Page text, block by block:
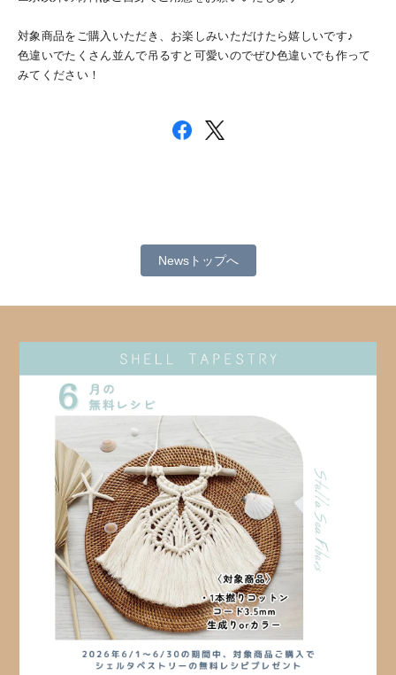
対象商品をご購入いただき、お楽しみいただけたら嬉しいです♪
色違いでたくさん並んで吊るすと可愛いのでぜひ色違いでも作って
みてください！
Newsトップへ